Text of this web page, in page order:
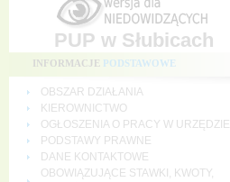
PUP w Słubicach
INFORMACJE PODSTAWOWE
OBSZAR DZIAŁANIA
KIEROWNICTWO
OGŁOSZENIA O PRACY W URZĘDZIE
PODSTAWY PRAWNE
DANE KONTAKTOWE
OBOWIĄZUJĄCE STAWKI, KWOTY,